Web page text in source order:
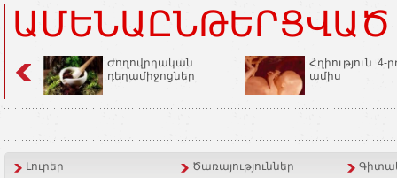
Ժողովրդական
դեղամիջոցներ
Հղիություն. 4-
ամիս
Լուրեր Ծառայություններ